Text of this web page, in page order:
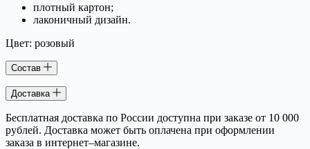
плотный картон;
лаконичный дизайн.
Цвет: розовый
Состав
Доставка
Бесплатная доставка по России доступна при заказе от 10 000
рублей. Доставка может быть оплачена при оформлении
заказа в интернет–магазине.